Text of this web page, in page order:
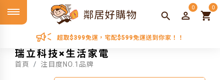
超取$399免運，宅配$599免運送到你家！！
0 0
瑞立科技×生活家電
首頁 注目度NO.1品牌